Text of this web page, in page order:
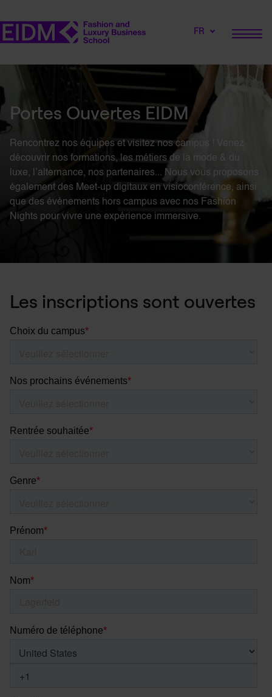
FR
Portes Ouvertes EIDM
Rencontrez nos équipes et visitez nos campus ! Venez
découvrir nos formations, les métiers de la mode & du
luxe, l’alternance, nos partenaires... Nous vous proposons
également des Meet-up digitaux en visioconférence, ainsi
que des événements hors campus avec nos Fashion
Nights pour vivre une expérience immersive.
Les inscriptions sont ouvertes